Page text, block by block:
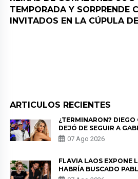
TEMPORADA Y SORPRENDE
INVITADOS EN LA CÚPULA
ARTICULOS RECIENTES
¿TERMINARON? DIEGO
DEJÓ DE SEGUIR A
HERRERA Y ANUNCIA
DE PÓDCAST
07 Ago 2026
FLAVIA LAOS EXPONE
HABRÍA BUSCADO
HEREDIA CON ALE